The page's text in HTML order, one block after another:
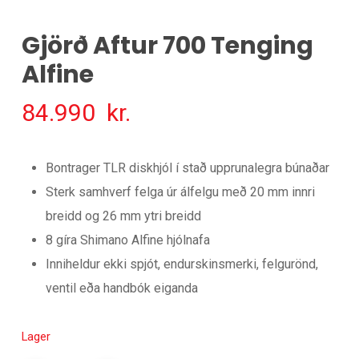
Gjörð Aftur 700 Tenging
Alfine
84.990 kr.
Bontrager TLR diskhjól í stað upprunalegra búnaðar
Sterk samhverf felga úr álfelgu með 20 mm innri
breidd og 26 mm ytri breidd
8 gíra Shimano Alfine hjólnafa
Inniheldur ekki spjót, endurskinsmerki, felgurönd,
ventil eða handbók eiganda
Lager